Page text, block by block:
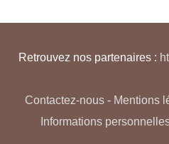
Retrouvez nos partenaires :
Contactez-nous- Mentions
Informations